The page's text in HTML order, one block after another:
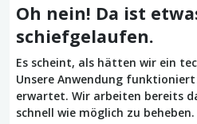
Oh nein! Da ist
schiefgelaufen.
Es scheint, als hätten wir ein
Unsere Anwendung
erwartet. Wir arbeiten bereits
schnell wie möglich zu beheben.